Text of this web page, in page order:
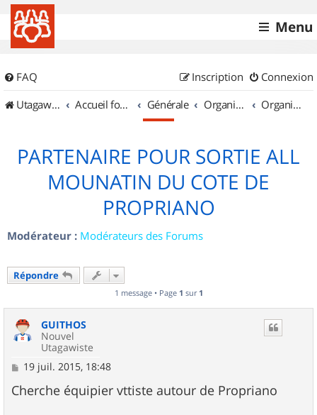
Menu
FAQ Connexion
Inscription
UtagawaVTT (Randos VTT et VTTAE avec traces GPS)
Accueil forum Générale Organisation de sorties & Recherche de partenaires Organisation de sorties en région Corse
PARTENAIRE POUR SORTIE ALL
MOUNATIN DU COTE DE
PROPRIANO
Modérateur : Modérateurs des Forums
Répondre
1 message • Page 1 sur 1
GUITHOS
Nouvel
Utagawiste
M
s
s
19 juil. 2015, 18:48
Cherche équipier vttiste autour de Propriano